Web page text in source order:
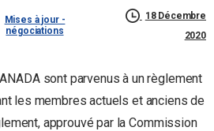
Mises à jour -
négociations
18 Décembre
2020
sont parvenus à un règlement
les membres actuels et anciens de
approuvé par la Commission